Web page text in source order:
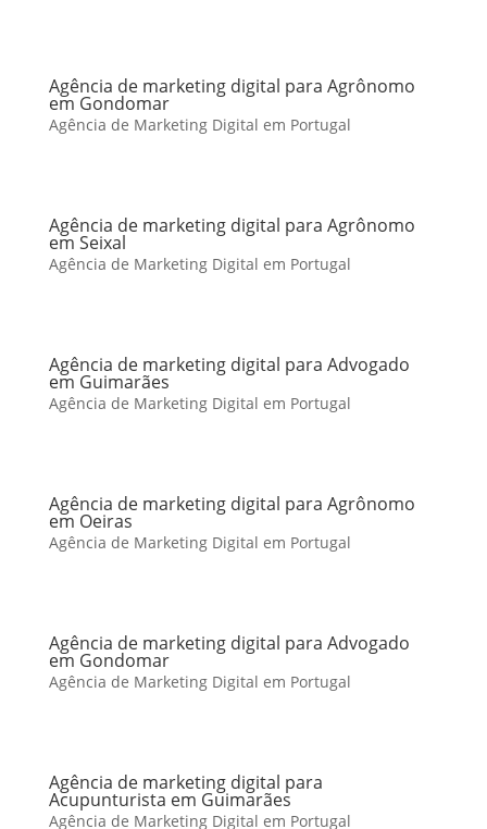
Agência de marketing digital para Agrônomo
em Gondomar
Agência de Marketing Digital em Portugal
Agência de marketing digital para Agrônomo
em Seixal
Agência de Marketing Digital em Portugal
Agência de marketing digital para Advogado
em Guimarães
Agência de Marketing Digital em Portugal
Agência de marketing digital para Agrônomo
em Oeiras
Agência de Marketing Digital em Portugal
Agência de marketing digital para Advogado
em Gondomar
Agência de Marketing Digital em Portugal
Agência de marketing digital para
Acupunturista em Guimarães
Agência de Marketing Digital em Portugal